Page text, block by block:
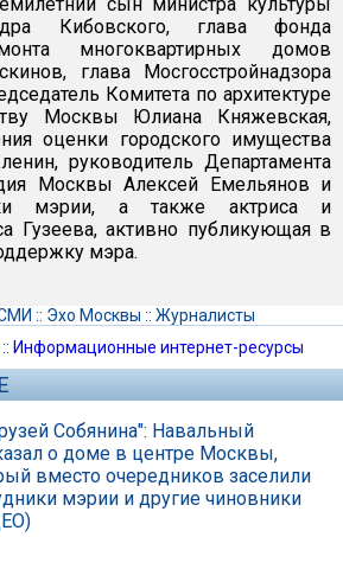
Кибовского, глава фонда
многоквартирных домов
глава Мосгосстройнадзора
Комитета по архитектуре
Москвы Юлиана Княжевская,
оценки городского имущества
руководитель Департамента
Москвы Алексей Емельянов и
мэрии, а также актриса и
Гузеева, активно публикующая в
мэра.
:: Эхо Москвы :: Журналисты
:: Информационные интернет-ресурсы
Собянина": Навальный
о доме в центре Москвы,
вместо очередников заселили
мэрии и другие чиновники